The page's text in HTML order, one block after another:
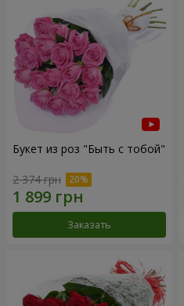
Букет из роз "Быть с тобой"
2 374 грн
Заказать